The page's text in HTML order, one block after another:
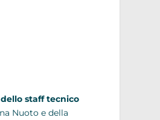
staff tecnico
Nuoto e della